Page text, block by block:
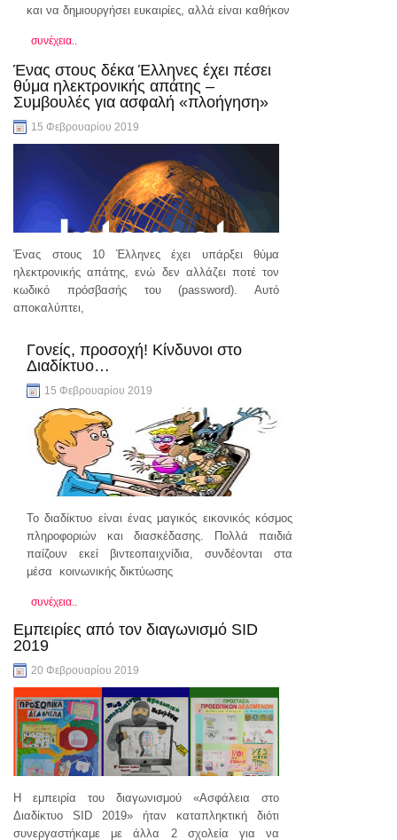
και να δημιουργήσει ευκαιρίες, αλλά είναι καθήκον
συνέχεια..
Ένας στους δέκα Έλληνες έχει πέσει
θύμα ηλεκτρονικής απάτης –
Συμβουλές για ασφαλή «πλοήγηση»
15 Φεβρουαρίου 2019
Ένας στους 10 Έλληνες έχει υπάρξει θύμα
ηλεκτρονικής απάτης, ενώ δεν αλλάζει ποτέ τον
κωδικό πρόσβασής του (password). Αυτό
αποκαλύπτει,
Γονείς, προσοχή! Κίνδυνοι στο
Διαδίκτυο…
15 Φεβρουαρίου 2019
Το διαδίκτυο είναι ένας μαγικός εικονικός κόσμος
πληροφοριών και διασκέδασης. Πολλά παιδιά
παίζουν εκεί βιντεοπαιχνίδια, συνδέονται στα
μέσα κοινωνικής δικτύωσης
συνέχεια..
Εμπειρίες από τον διαγωνισμό SID
2019
20 Φεβρουαρίου 2019
Η εμπειρία του διαγωνισμού «Ασφάλεια στο
Διαδίκτυο SID 2019» ήταν καταπληκτική διότι
συνεργαστήκαμε με άλλα 2 σχολεία για να